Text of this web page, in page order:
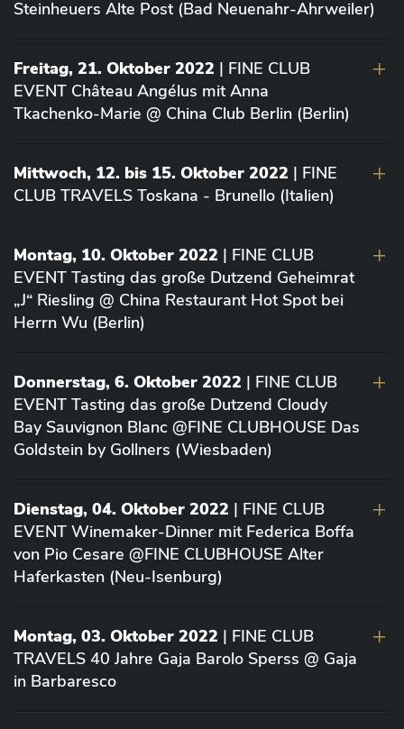
Steinheuers Alte Post (Bad Neuenahr-Ahrweiler)
Freitag, 21. Oktober 2022 | FINE CLUB
EVENT Château Angélus mit Anna
Tkachenko-Marie @ China Club Berlin (Berlin)
Mittwoch, 12. bis 15. Oktober 2022 | FINE
CLUB TRAVELS Toskana - Brunello (Italien)
Montag, 10. Oktober 2022 | FINE CLUB
EVENT Tasting das große Dutzend Geheimrat
„J“ Riesling @ China Restaurant Hot Spot bei
Herrn Wu (Berlin)
Donnerstag, 6. Oktober 2022 | FINE CLUB
EVENT Tasting das große Dutzend Cloudy
Bay Sauvignon Blanc @FINE CLUBHOUSE Das
Goldstein by Gollners (Wiesbaden)
Dienstag, 04. Oktober 2022 | FINE CLUB
EVENT Winemaker-Dinner mit Federica Boffa
von Pio Cesare @FINE CLUBHOUSE Alter
Haferkasten (Neu-Isenburg)
Montag, 03. Oktober 2022 | FINE CLUB
TRAVELS 40 Jahre Gaja Barolo Sperss @ Gaja
in Barbaresco